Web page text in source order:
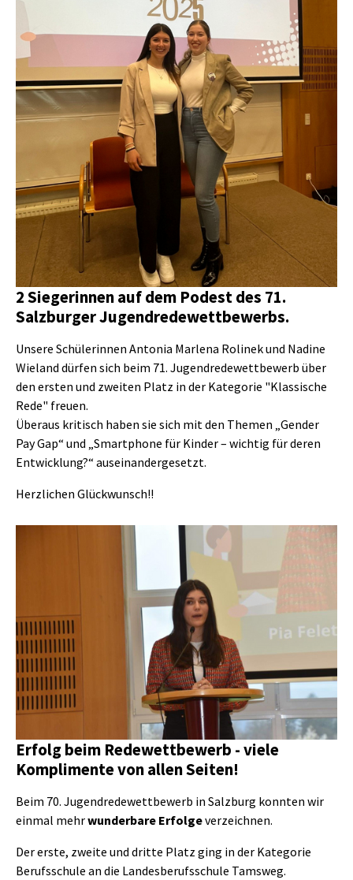
2 Siegerinnen auf dem Podest des 71.
Salzburger Jugendredewettbewerbs.
Unsere Schülerinnen Antonia Marlena Rolinek und Nadine
Wieland dürfen sich beim 71. Jugendredewettbewerb über
den ersten und zweiten Platz in der Kategorie "Klassische
Rede" freuen.
Überaus kritisch haben sie sich mit den Themen „Gender
Pay Gap“ und „Smartphone für Kinder – wichtig für deren
Entwicklung?“ auseinandergesetzt.
Herzlichen Glückwunsch!!
Show larger version
Erfolg beim Redewettbewerb - viele
Komplimente von allen Seiten!
Beim 70. Jugendredewettbewerb in Salzburg konnten wir
einmal mehrwunderbare Erfolgeverzeichnen.
Der erste, zweite und dritte Platz ging in der Kategorie
Berufsschule an die Landesberufsschule Tamsweg.